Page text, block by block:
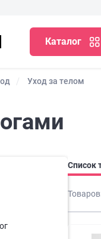
Каталог
Уход за телом
Список